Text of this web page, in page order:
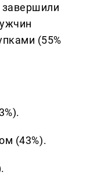
завершили
(55%
(43%).